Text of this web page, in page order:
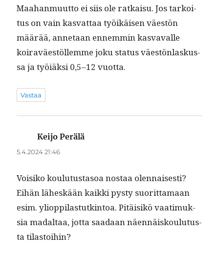
Maa­han­muut­to ei siis ole ratkaisu. Jos tarkoi­
tus on vain kas­vat­taa työikäisen väestön
määrää, annetaan ennem­min kas­vavalle
koiraväestöllemme joku sta­tus väestön­laskus­
sa ja työiäk­si 0,5–12 vuotta.
Vastaa
Keijo Perälä
5.4.2024 21:46
Voisiko koulu­tus­ta­soa nos­taa olen­nais­es­ti?
Eihän läh­eskään kaik­ki pysty suorit­ta­maan
esim. yliop­pi­las­tutk­in­toa. Pitäisikö vaa­timuk­
sia madal­taa, jot­ta saadaan näen­näisk­oulu­tus­
ta tilastoihin?